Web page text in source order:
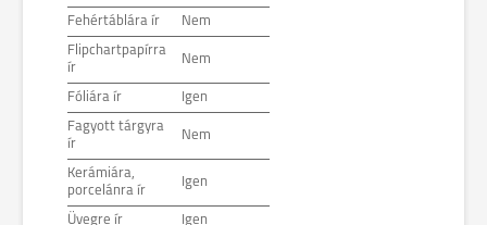
Fehértáblára ír Nem
Flipchartpapírra
ír
Nem
Fóliára ír Igen
Fagyott tárgyra
ír
Nem
Kerámiára,
porcelánra ír
Igen
Üvegre ír Igen